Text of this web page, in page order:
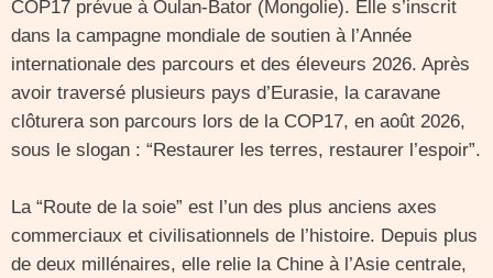
COP17 prévue à Oulan-Bator (Mongolie). Elle s’inscrit
dans la campagne mondiale de soutien à l’Année
internationale des parcours et des éleveurs 2026. Après
avoir traversé plusieurs pays d’Eurasie, la caravane
clôturera son parcours lors de la COP17, en août 2026,
sous le slogan : “Restaurer les terres, restaurer l’espoir”.
La “Route de la soie” est l’un des plus anciens axes
commerciaux et civilisationnels de l’histoire. Depuis plus
de deux millénaires, elle relie la Chine à l’Asie centrale,